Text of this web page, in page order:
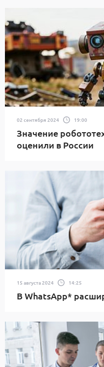
02 сентября 2024 19:00
Значение
оценили в России
15 августа 2024 14:25
В WhatsApp*